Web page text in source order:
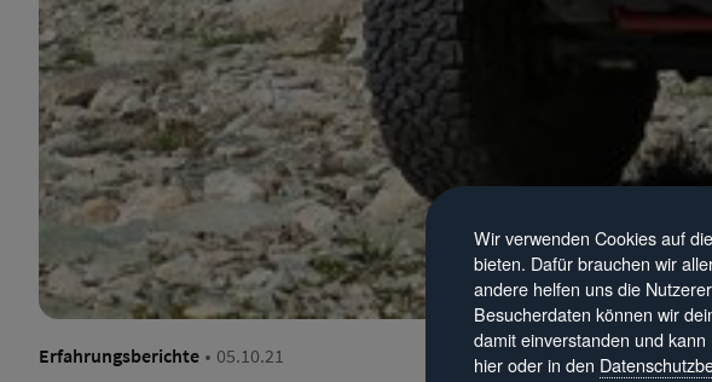
Erfahrungsberichte · 05.10.21
Wir verwenden Cookies auf
bieten. Dafür brauchen wir
andere helfen uns die
Besucherdaten können wir
damit einverstanden und
hier oder in den